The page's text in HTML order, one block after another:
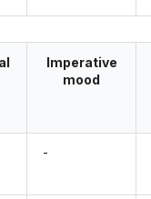
Imperative
mood
-